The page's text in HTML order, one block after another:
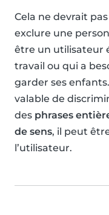
Cela ne devrait
exclure une
être un utilisateur
travail ou qui a
garder ses
valable de
des phrases
de sens, il peut
l’utilisateur.